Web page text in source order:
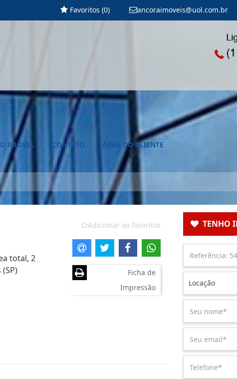
ancoraimoveis@uol.com.br
Favoritos (0)
IMÓVEL CONTATO ÁREA DO CLIENTE
total, 2
Adicionar ao favoritos
Ficha de
Impressão
TENHO
Locação